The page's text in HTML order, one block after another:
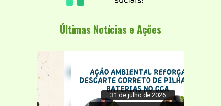
Últimas Notícias e Ações
31 de julho de 2026